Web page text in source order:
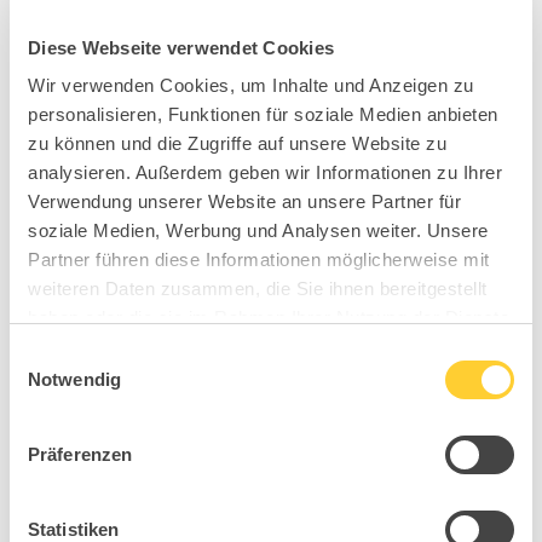
Diese Webseite verwendet Cookies
Wir verwenden Cookies, um Inhalte und Anzeigen zu
personalisieren, Funktionen für soziale Medien anbieten
zu können und die Zugriffe auf unsere Website zu
analysieren. Außerdem geben wir Informationen zu Ihrer
Verwendung unserer Website an unsere Partner für
soziale Medien, Werbung und Analysen weiter. Unsere
Partner führen diese Informationen möglicherweise mit
weiteren Daten zusammen, die Sie ihnen bereitgestellt
Notwendig
Präferenzen
Statistiken